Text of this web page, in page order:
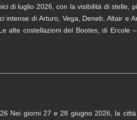
di luglio 2026, con la visibilità di stelle,
di Arturo, Vega, Deneb, Altair e
alte costellazioni del Bootes, di Ercole
Nei giorni 27 e 28 giugno 2026, la